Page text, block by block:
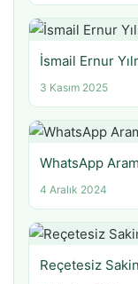
İsmail Ernur
3 Kasım 2025
WhatsApp
4 Aralık 2024
Reçetesiz